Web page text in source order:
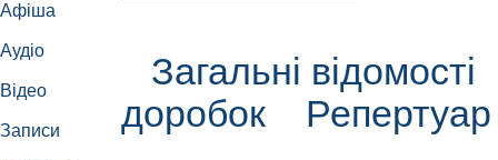
Афіша
Аудіо
Відео
Записи
Загальні відомості
доробок